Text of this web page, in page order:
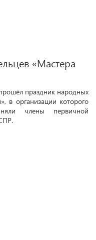
«Мастера
праздник народных
в организации которого
члены первичной